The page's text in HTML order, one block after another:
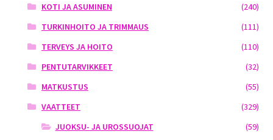
KOTI JA ASUMINEN
(240)
TURKINHOITO JA TRIMMAUS
(111)
TERVEYS JA HOITO
(110)
PENTUTARVIKKEET
(32)
MATKUSTUS
(55)
VAATTEET
(329)
JUOKSU- JA UROSSUOJAT
(59)